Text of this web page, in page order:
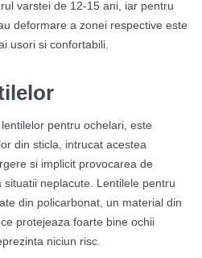
varstei de 12-15 ani, iar pentru
deformare a zonei respective este
usori si confortabili.
pentru ochelari, este
din sticla, intrucat acestea
si implicit provocarea de
neplacute. Lentilele pentru
din policarbonat, un material din
protejeaza foarte bine ochii
niciun risc.